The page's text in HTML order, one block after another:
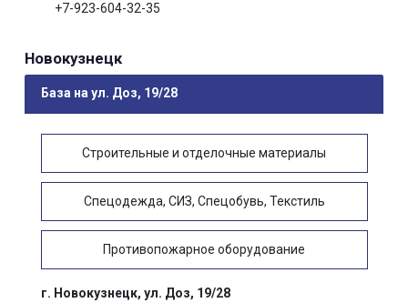
+7-923-604-32-35
Новокузнецк
База на ул. Доз, 19/28
Строительные и отделочные материалы
Спецодежда, СИЗ, Спецобувь, Текстиль
Противопожарное оборудование
г. Новокузнецк, ул. Доз, 19/28